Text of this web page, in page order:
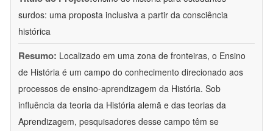
surdos: uma proposta inclusiva a partir da consciência
histórica
Resumo: Localizado em uma zona de fronteiras, o Ensino
de História é um campo do conhecimento direcionado aos
processos de ensino-aprendizagem da História. Sob
influência da teoria da História alemã e das teorias da
Aprendizagem, pesquisadores desse campo têm se